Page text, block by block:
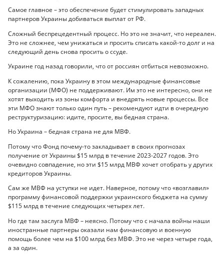
Самое главное – это обеспечение будет стимулировать западных
партнеров Украины добиваться выплат от РФ.
Сложный беспрецедентный процесс. Но это не значит, что нереален.
Это не сложнее, чем унижаться и просить списать какой-то долг и на
следующий день снова просить о ссуде.
Украине год назад говорили, что от россиян отбиться невозможно.
К сожалению, пока Украину в этом международные финансовые
организации (МФО) не поддерживают. Им это не интересно, они не
хотят выходить из зоны комфорта и внедрять новые процессы. Все
эти МФО знают только один путь – рекомендуют идти в очередную
реструктуризацию: идите, просите, вы бедная страна.
Но Украина – бедная страна не для МВФ.
Потому что Фонд почему-то закладывает в своих прогнозах
получение от Украины $15 млрд в течение 2023-2027 годов. Это
очевидно совпадение, но эти $15 млрд МВФ хочет отобрать у других
кредиторов Украины.
Сам же МВФ на уступки не идет. Наверное, потому что «возглавил»
программу финансовой поддержки украинского бюджета на сумму
$115 млрд в течение следующих четырех лет.
Но где там заслуга МВФ – неясно. Потому что с начала войны наши
иностранные партнеры оказали нам финансовую и военную
помощь более чем на $100 млрд без МВФ. Это не через четыре года,
а за один.